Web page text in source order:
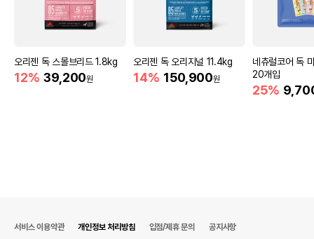
오리젠 독 스몰브리드 1.8kg
12% 39,200원
오리젠 독 오리지널 11.4kg
14% 150,900원
네츄럴코어 독
20개입
25%
서비스 이용약관 개인정보 처리방침 입점/제휴 문의 공지사항